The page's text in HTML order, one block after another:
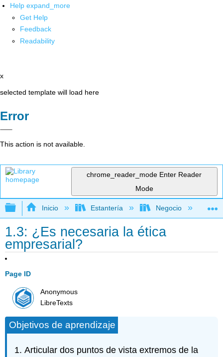
Help expand_more
Get Help
Feedback
Readability
x
selected template will load here
Error
This action is not available.
chrome_reader_mode Enter Reader
Mode
Expandir/contraer jerarquía global
Inicio Estantería Negocio
1.3: ¿Es necesaria la ética
empresarial?
Page ID
Anonymous
LibreTexts
Objetivos de aprendizaje
Articular dos puntos de vista extremos de la